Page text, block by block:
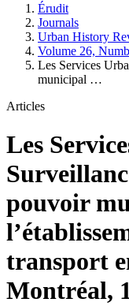
Érudit
Journals
Urban History
Volume 26,
Les Services
municipal …
Articles
Les
pouvoir
transport
Montréal,